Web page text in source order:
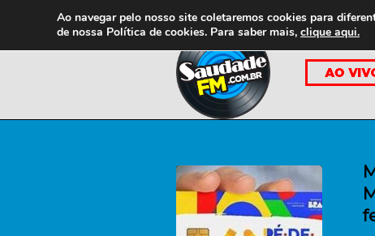
Ao navegar pelo nosso site coletaremos cookies para
de nossa Política de cookies. Para saber mais, clique aqui.